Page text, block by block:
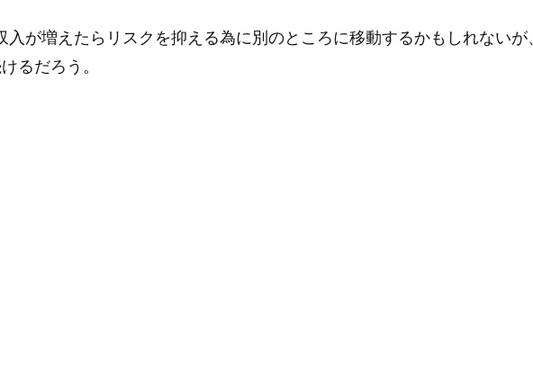
入が増えたらリスクを抑える為に別のところに移動するかもしれないが
るだろう。